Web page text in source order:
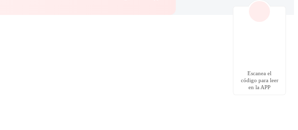
Escanea el
código para leer
en la APP